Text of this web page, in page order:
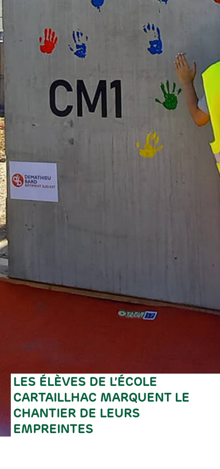
LES ÉLÈVES DE L’ÉCOLE
CARTAILLHAC MARQUENT LE
CHANTIER DE LEURS
EMPREINTES